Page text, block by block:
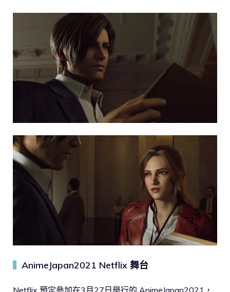
AnimeJapan2021 Netflix 舞台
Netflix 預定參加在3月27日舉行的 AnimeJapan2021，